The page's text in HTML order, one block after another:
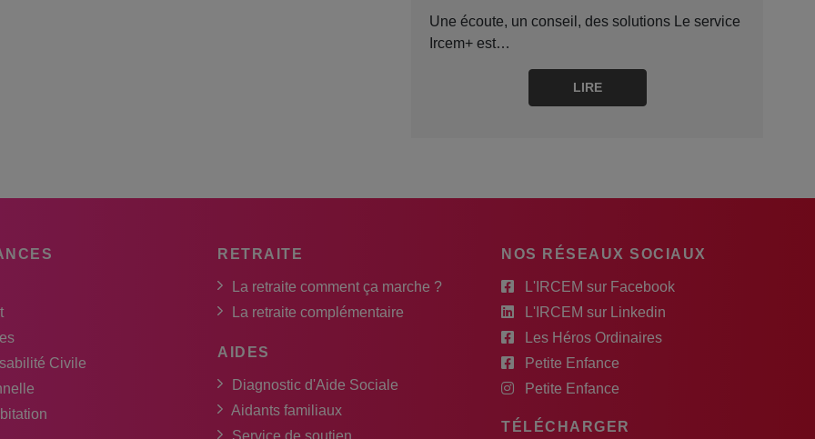
Une écoute, un conseil, des solutions Le service
Ircem+ est…
LIRE
Civile
RETRAITE
La retraite comment ça marche ?
La retraite complémentaire
AIDES
Diagnostic d'Aide Sociale
Aidants familiaux
Service de soutien
NOS RÉSEAUX SOCIAUX
L'IRCEM sur Facebook
L'IRCEM sur Linkedin
Les Héros Ordinaires
Petite Enfance
Petite Enfance
TÉLÉCHARGER